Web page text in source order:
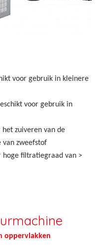
voor gebruik in kleinere
voor gebruik in
zuiveren van de
zweefstof
filtratiegraad van >
oppervlakken